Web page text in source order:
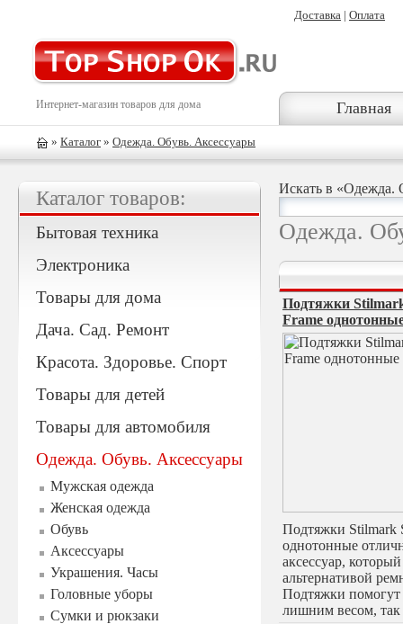
Интернет-магазин товаров для дома Главная
» Каталог » Одежда. Обувь. Аксессуары
Каталог товаров:
Бытовая техника
Электроника
Товары для дома
Дача. Сад. Ремонт
Красота. Здоровье. Спорт
Товары для детей
Товары для автомобиля
Одежда. Обувь. Аксессуары
Мужская одежда
Женская одежда
Обувь
Аксессуары
Украшения. Часы
Головные уборы
Сумки и рюкзаки
Искать в «Одежда.
Одежда.
Подтяжки
Frame
Подтяжки Stilmark
однотонные
аксессуар, который
альтернативой
Подтяжки
лишним весом, так
Доставка Оплата